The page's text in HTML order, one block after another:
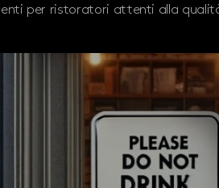
per ristoratori attenti alla